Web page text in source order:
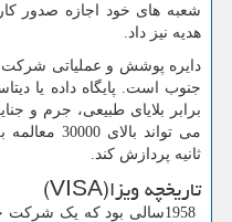
شعبه های خود اجازه صدور
هدیه نیز داد.
دایره پوشش و عملیاتی
جنوب است. پایگاه داده یا
برابر بلایای طبیعی، جرم و
ثانیه پردازش کند.
تاریخچه ویزا(VISA)
1958سالی بود که یک شرکت